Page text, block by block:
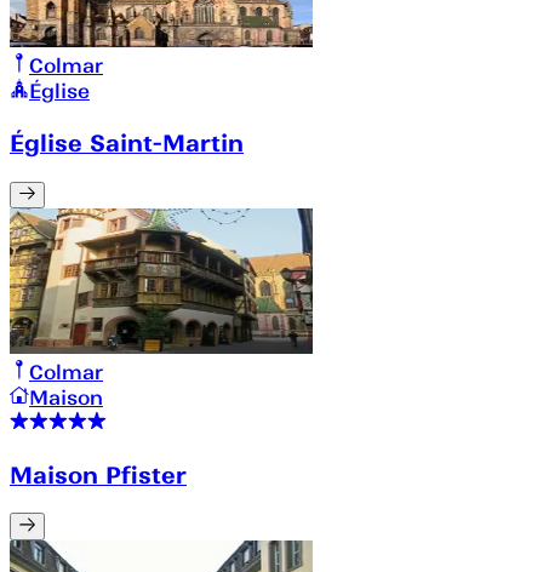
Colmar
Église
Église Saint-Martin
Colmar
Maison
Maison Pfister